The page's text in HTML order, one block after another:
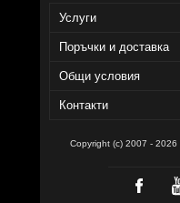
една доза:
дози в опаковка:1;
начин на употреба:
сутрин или през
джинджифилов сок
(витамин C) 0,08%
Услуги
Поръчки и доставка
Общи условия
Контакти
Copyright (c) 2007 - 2026